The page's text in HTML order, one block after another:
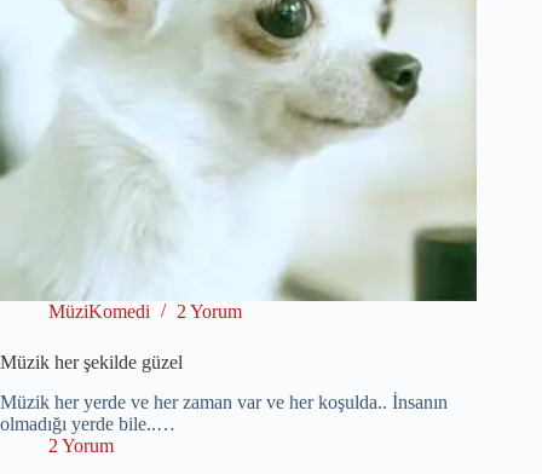
MüziKomedi 2 Yorum
Müzik her şekilde güzel
Müzik her yerde ve her zaman var ve her koşulda.. İnsanın
olmadığı yerde bile..…
2 Yorum